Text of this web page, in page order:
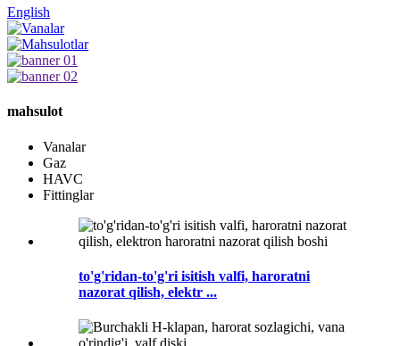
English
mahsulot
Vanalar
Gaz
HAVC
Fittinglar
to'g'ridan-to'g'ri isitish valfi, haroratni
nazorat qilish, elektr ...